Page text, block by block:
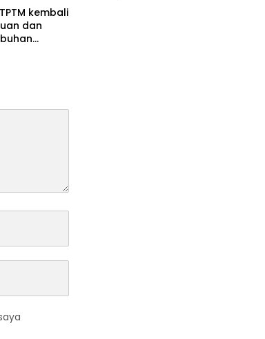
kembali
dan